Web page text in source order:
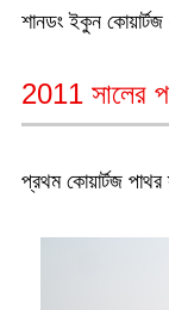
শানডং ইকুন কোয়ার্টজ
2011 সালের
প্রথম কোয়ার্টজ পাথর